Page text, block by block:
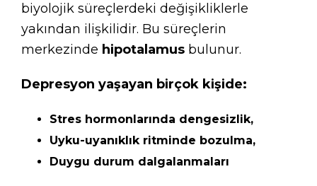
biyolojik süreçlerdeki değişikliklerle
yakından ilişkilidir. Bu süreçlerin
merkezinde hipotalamus bulunur.
Depresyon yaşayan birçok kişide:
Stres hormonlarında dengesizlik,
Uyku-uyanıklık ritminde bozulma,
Duygu durum dalgalanmaları